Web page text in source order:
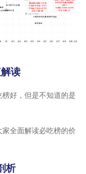
读
好，但是不知道的是
全面解读必吃榜的价
析